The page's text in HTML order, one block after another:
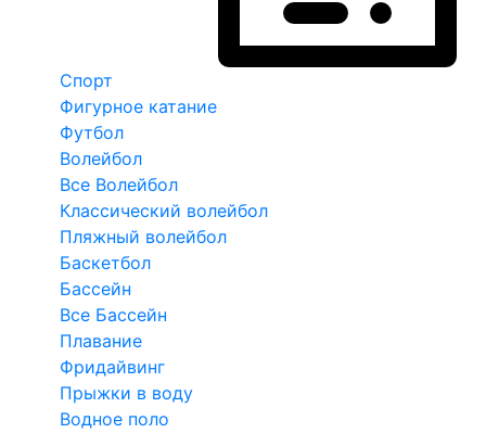
Спорт
Фигурное катание
Футбол
Волейбол
Все Волейбол
Классический волейбол
Пляжный волейбол
Баскетбол
Бассейн
Все Бассейн
Плавание
Фридайвинг
Прыжки в воду
Водное поло